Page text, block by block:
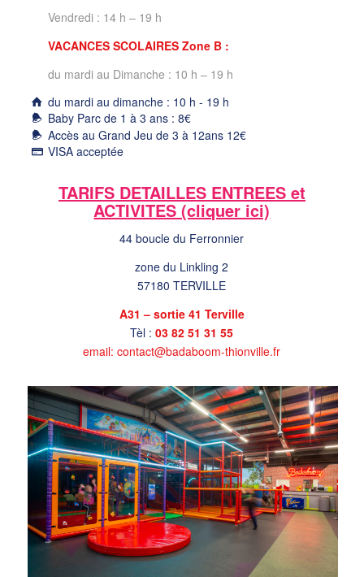
Vendredi : 14 h – 19 h
VACANCES SCOLAIRES Zone B :
du mardi au Dimanche : 10 h – 19 h
du mardi au dimanche : 10 h - 19 h
Baby Parc de 1 à 3 ans : 8€
Accès au Grand Jeu de 3 à 12ans 12€
VISA acceptée
TARIFS DETAILLES ENTREES et
ACTIVITES (cliquer ici)
44 boucle du Ferronnier
zone du Linkling 2
57180 TERVILLE
A31 – sortie 41 Terville
Tèl :03 82 51 31 55
email: contact@badaboom-thionville.fr